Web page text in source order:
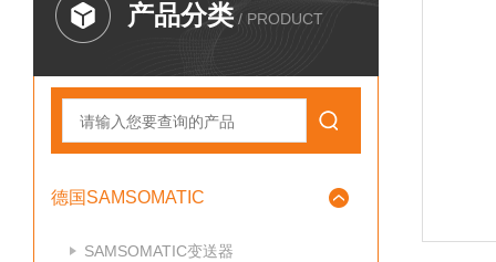
产品分类 / PRODUCT
德国SAMSOMATIC
SAMSOMATIC变送器